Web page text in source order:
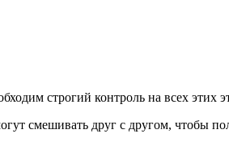
строгий контроль на всех этих
смешивать друг с другом, чтобы